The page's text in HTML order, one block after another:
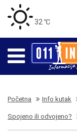
32 ℃
Početna Info kutak
Spojeno ili odvojeno?